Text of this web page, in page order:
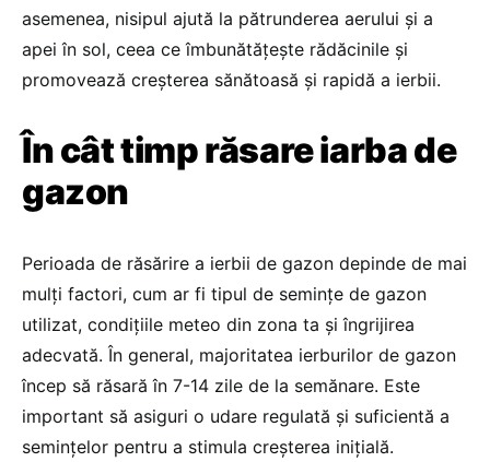
asemenea, nisipul ajută la pătrunderea aerului și a
apei în sol, ceea ce îmbunătățește rădăcinile și
promovează creșterea sănătoasă și rapidă a ierbii.
În cât timp răsare iarba de
gazon
Perioada de răsărire a ierbii de gazon depinde de mai
mulți factori, cum ar fi tipul de semințe de gazon
utilizat, condițiile meteo din zona ta și îngrijirea
adecvată. În general, majoritatea ierburilor de gazon
încep să răsară în 7-14 zile de la semănare. Este
important să asiguri o udare regulată și suficientă a
semințelor pentru a stimula creșterea inițială.